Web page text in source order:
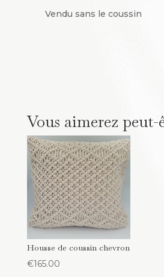
Vendu sans le coussin
Vous aimerez
Housse de coussin chevron
€165.00